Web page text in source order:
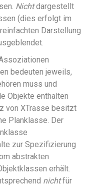
Nichtdargestellt
(dies erfolgt im
Darstellung
bedeuten jeweils,
muss und
Objekte enthalten
von XTrasse besitzt
Planklasse. Der
zur Spezifizierung
abstrakten
erhält.
nichtfür